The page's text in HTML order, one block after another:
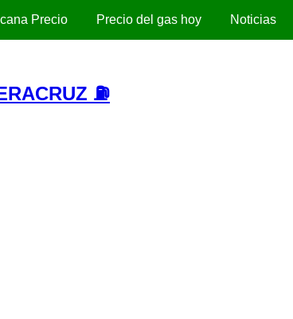
Precio Precio del gas hoy Noticias
⛽